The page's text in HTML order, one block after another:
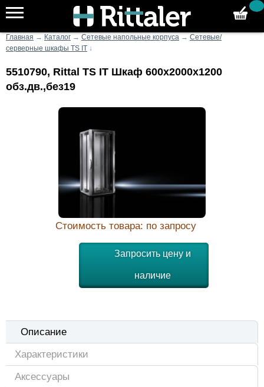
Главная → Каталог → Сетевые напольные корпуса → Сетевые/
серверные шкафы TS IT
↓
5510790, Rittal TS IT Шкаф 600х2000х1200
обз.дв.,без19
Стоимость товара: по запросу
Запросить цену и
наличие
Описание
Характеристики
Аксессуары